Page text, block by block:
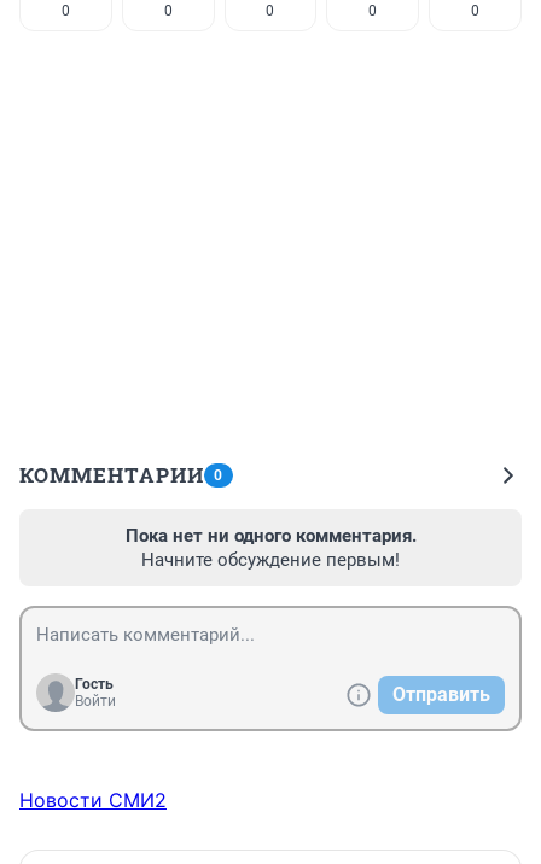
0 0 0 0 0
КОММЕНТАРИИ 0
Пока нет ни одного комментария.
Начните обсуждение первым!
Гость
Войти
Отправить
Новости СМИ2